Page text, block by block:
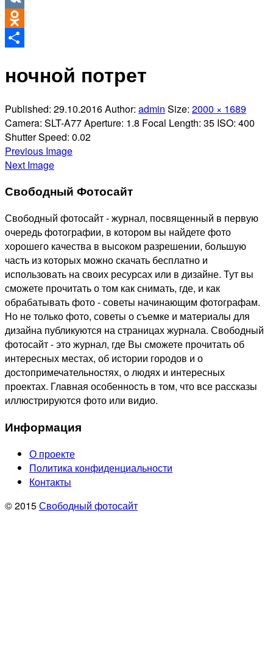
VK
Odnoklassniki
ночной потрет
Published: 29.10.2016Author: admin Size: 2000 × 1689
Camera: SLT-A77Aperture: 1.8 Focal Length: 35 ISO: 400
Shutter Speed: 0.02
Previous Image
Next Image
Свободный Фотосайт
Свободный фотосайт - журнал, посвященный в первую
очередь фотографии, в котором вы найдете фото
хорошего качества в высоком разрешении, большую
часть из которых можно скачать бесплатно и
использовать на своих ресурсах или в дизайне. Тут вы
сможете прочитать о том как снимать, где, и как
обрабатывать фото - советы начинающим фотографам.
Но не только фото, советы о съемке и материалы для
дизайна публикуются на страницах журнала. Свободный
фотосайт - это журнал, где Вы сможете прочитать об
интересных местах, об истории городов и о
достопримечательностях, о людях и интересных
проектах. Главная особенность в том, что все рассказы
иллюстрируются фото или видио.
Информация
О проекте
Политика конфиденциальности
Контакты
© 2015Свободный фотосайт